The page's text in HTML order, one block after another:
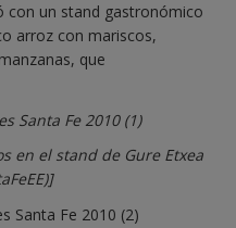
con un stand gastronómico
arroz con mariscos,
que
en el stand de Gure Etxea